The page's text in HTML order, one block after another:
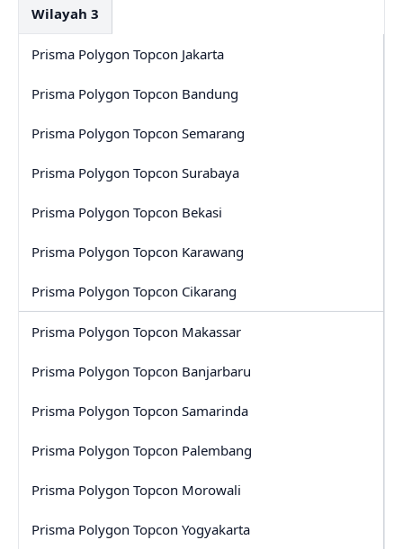
Wilayah 3
Prisma Polygon Topcon Jakarta
Prisma Polygon Topcon Bandung
Prisma Polygon Topcon Semarang
Prisma Polygon Topcon Surabaya
Prisma Polygon Topcon Bekasi
Prisma Polygon Topcon Karawang
Prisma Polygon Topcon Cikarang
Prisma Polygon Topcon Makassar
Prisma Polygon Topcon Banjarbaru
Prisma Polygon Topcon Samarinda
Prisma Polygon Topcon Palembang
Prisma Polygon Topcon Morowali
Prisma Polygon Topcon Yogyakarta